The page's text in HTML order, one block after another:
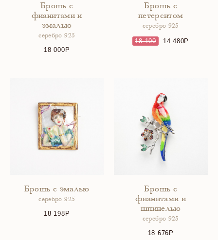
Брошь с
фианитами и
эмалью
серебро 925
18 000
Брошь с
петерситом
серебро 925
18 100 14 480
Брошь с эмалью
серебро 925
18 198
Брошь с
фианитами и
шпинелью
серебро 925
18 676